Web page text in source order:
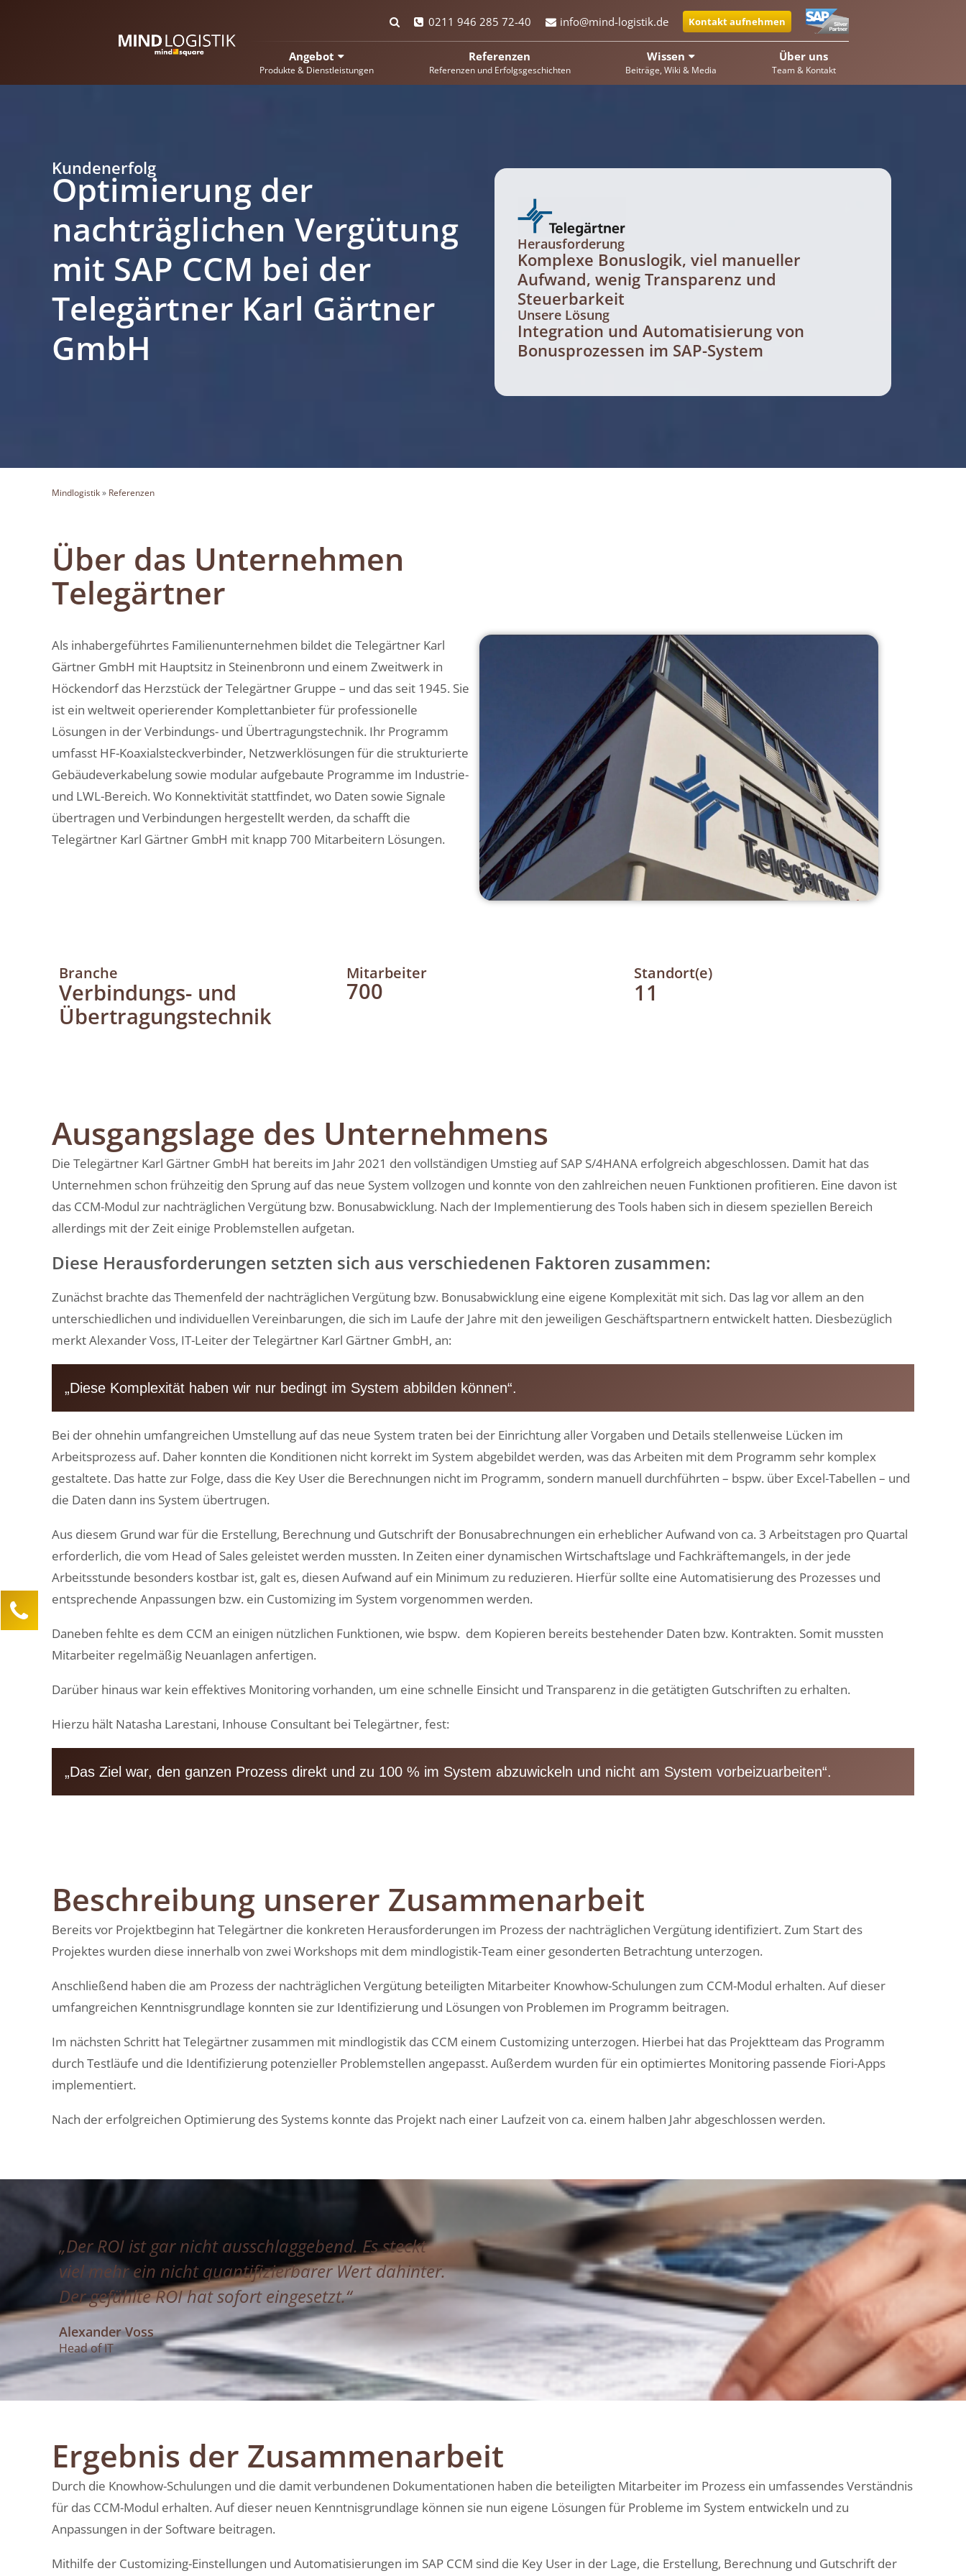
0211 946 285 72-40 info@mind-logistik.de Kontakt aufnehmen
Angebot
Produkte & Dienstleistungen
Referenzen
Referenzen und Erfolgsgeschichten
Wissen
Beiträge, Wiki & Media
Über uns
Team & Kontakt
Kundenerfolg
Optimierung der
nachträglichen Vergütung
mit SAP CCM bei der
Telegärtner Karl Gärtner
GmbH
Herausforderung
Komplexe Bonuslogik, viel manueller
Aufwand, wenig Transparenz und
Steuerbarkeit
Unsere Lösung
Integration und Automatisierung von
Bonusprozessen im SAP-System
Mindlogistik» Referenzen
Über das Unternehmen
Telegärtner
Als inhabergeführtes Familienunternehmen bildet die Telegärtner Karl
Gärtner GmbH mit Hauptsitz in Steinenbronn und einem Zweitwerk in
Höckendorf das Herzstück der Telegärtner Gruppe – und das seit 1945. Sie
ist ein weltweit operierender Komplettanbieter für professionelle
Lösungen in der Verbindungs- und Übertragungstechnik. Ihr Programm
umfasst HF-Koaxialsteckverbinder, Netzwerklösungen für die strukturierte
Gebäudeverkabelung sowie modular aufgebaute Programme im Industrie-
und LWL-Bereich. Wo Konnektivität stattfindet, wo Daten sowie Signale
übertragen und Verbindungen hergestellt werden, da schafft die
Telegärtner Karl Gärtner GmbH mit knapp 700 Mitarbeitern Lösungen.
Branche
Verbindungs- und
Übertragungstechnik
Mitarbeiter
700
Standort(e)
11
Ausgangslage des Unternehmens
Die Telegärtner Karl Gärtner GmbH hat bereits im Jahr 2021 den vollständigen Umstieg auf SAP S/4HANA erfolgreich abgeschlossen. Damit hat das
Unternehmen schon frühzeitig den Sprung auf das neue System vollzogen und konnte von den zahlreichen neuen Funktionen profitieren. Eine davon ist
das CCM-Modul zur nachträglichen Vergütung bzw. Bonusabwicklung. Nach der Implementierung des Tools haben sich in diesem speziellen Bereich
allerdings mit der Zeit einige Problemstellen aufgetan.
Diese Herausforderungen setzten sich aus verschiedenen Faktoren zusammen:
Zunächst brachte das Themenfeld der nachträglichen Vergütung bzw. Bonusabwicklung eine eigene Komplexität mit sich. Das lag vor allem an den
unterschiedlichen und individuellen Vereinbarungen, die sich im Laufe der Jahre mit den jeweiligen Geschäftspartnern entwickelt hatten. Diesbezüglich
merkt Alexander Voss, IT-Leiter der Telegärtner Karl Gärtner GmbH, an:
„Diese Komplexität haben wir nur bedingt im System abbilden können“.
Bei der ohnehin umfangreichen Umstellung auf das neue System traten bei der Einrichtung aller Vorgaben und Details stellenweise Lücken im
Arbeitsprozess auf. Daher konnten die Konditionen nicht korrekt im System abgebildet werden, was das Arbeiten mit dem Programm sehr komplex
gestaltete. Das hatte zur Folge, dass die Key User die Berechnungen nicht im Programm, sondern manuell durchführten – bspw. über Excel-Tabellen – und
die Daten dann ins System übertrugen.
Aus diesem Grund war für die Erstellung, Berechnung und Gutschrift der Bonusabrechnungen ein erheblicher Aufwand von ca. 3 Arbeitstagen pro Quartal
erforderlich, die vom Head of Sales geleistet werden mussten. In Zeiten einer dynamischen Wirtschaftslage und Fachkräftemangels, in der jede
Arbeitsstunde besonders kostbar ist, galt es, diesen Aufwand auf ein Minimum zu reduzieren. Hierfür sollte eine Automatisierung des Prozesses und
entsprechende Anpassungen bzw. ein Customizing im System vorgenommen werden.
Daneben fehlte es dem CCM an einigen nützlichen Funktionen, wie bspw. dem Kopieren bereits bestehender Daten bzw. Kontrakten. Somit mussten
Mitarbeiter regelmäßig Neuanlagen anfertigen.
Darüber hinaus war kein effektives Monitoring vorhanden, um eine schnelle Einsicht und Transparenz in die getätigten Gutschriften zu erhalten.
Hierzu hält Natasha Larestani, Inhouse Consultant bei Telegärtner, fest:
„Das Ziel war, den ganzen Prozess direkt und zu 100 % im System abzuwickeln und nicht am System vorbeizuarbeiten“.
Beschreibung unserer Zusammenarbeit
Bereits vor Projektbeginn hatTelegärtner die konkreten Herausforderungen im Prozess der nachträglichen Vergütung identifiziert. Zum Start des
Projektes wurden diese innerhalb von zwei Workshops mit dem mindlogistik-Team einer gesonderten Betrachtung unterzogen.
Anschließend haben die am Prozess der nachträglichen Vergütung beteiligten Mitarbeiter Knowhow-Schulungen zum CCM-Modul erhalten. Auf dieser
umfangreichen Kenntnisgrundlage konnten sie zur Identifizierung und Lösungen von Problemen im Programm beitragen.
Im nächsten Schritt hat Telegärtner zusammen mit mindlogistik das CCM einem Customizing unterzogen. Hierbei hat das Projektteam das Programm
durch Testläufe und die Identifizierung potenzieller Problemstellen angepasst. Außerdem wurden für ein optimiertes Monitoring passende Fiori-Apps
implementiert.
Nach der erfolgreichen Optimierung des Systems konnte das Projekt nach einer Laufzeit von ca. einem halben Jahrabgeschlossen werden.
„Der ROI ist gar nicht ausschlaggebend. Es steckt
viel mehr ein nicht quantifizierbarer Wert dahinter.
Der gefühlte ROI hat sofort eingesetzt.“
Alexander Voss
Head of IT
Ergebnis der Zusammenarbeit
Durch die Knowhow-Schulungen und die damit verbundenen Dokumentationen haben die beteiligten Mitarbeiter im Prozess ein umfassendes Verständnis
für das CCM-Modul erhalten. Auf dieser neuen Kenntnisgrundlage können sie nun eigene Lösungen für Probleme im System entwickeln und zu
Anpassungen in der Software beitragen.
Mithilfe der Customizing-Einstellungen und Automatisierungen im SAP CCM sind die Key User in der Lage, die Erstellung, Berechnung und Gutschrift der
Kontaktieren Sie uns!
Lea Sittermann
Kundenservice
lea.sittermann@mind-logistik.de
Ihre Anfrage